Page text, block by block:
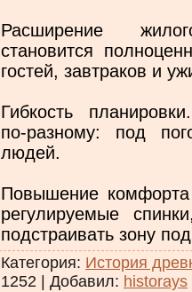
Расширение
становится
гостей, завтраков и
Гибкость
по‑разному: под
людей.
Повышение
регулируемые
подстраивать зону
Категория: История
1252 | Добавил: historays